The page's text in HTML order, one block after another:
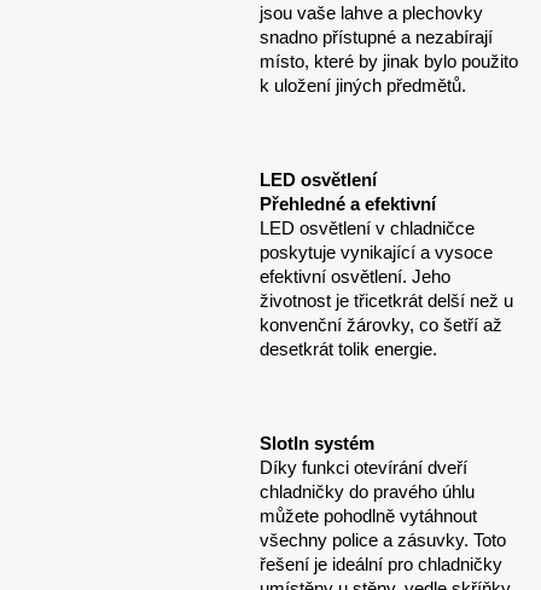
jsou vaše lahve a plechovky
snadno přístupné a nezabírají
místo, které by jinak bylo použito
k uložení jiných předmětů.
LED osvětlení
Přehledné a efektivní
LED osvětlení v chladničce
poskytuje vynikající a vysoce
efektivní osvětlení. Jeho
životnost je třicetkrát delší než u
konvenční žárovky, co šetří až
desetkrát tolik energie.
SlotIn systém
Díky funkci otevírání dveří
chladničky do pravého úhlu
můžete pohodlně vytáhnout
všechny police a zásuvky. Toto
řešení je ideální pro chladničky